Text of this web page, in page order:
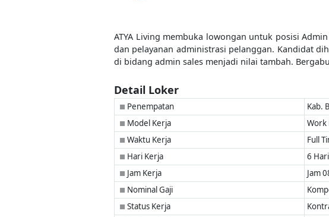
ATYA Living membuka lowongan untuk posisi
dan pelayanan administrasi pelanggan. Kandidat
di bidang admin sales menjadi nilai tambah.
Detail Loker
■ Penempatan Kab.
■ Model Kerja Work
■ Waktu Kerja Full
■ Hari Kerja 6
■ Jam Kerja Jam
■ Nominal Gaji
■ Status Kerja